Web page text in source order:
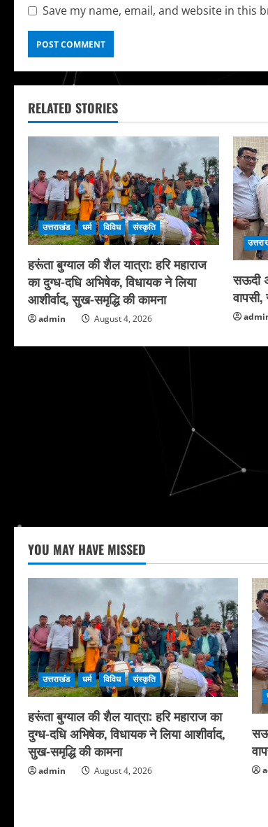
Save my name, email, and website in this
RELATED STORIES
उत्तराखंड धर्म विविध संस्कृति
हरूंता बुग्याल की शैल यात्रा: हरि महाराज
का दुग्ध-दधि अभिषेक, विधायक ने लिया
आशीर्वाद, सुख-समृद्धि की कामना
admin August 4, 2026
सऊदी
YOU MAY HAVE MISSED
उत्तराखंड धर्म विविध संस्कृति
हरूंता बुग्याल की शैल यात्रा: हरि महाराज का
दुग्ध-दधि अभिषेक, विधायक ने लिया आशीर्वाद,
सुख-समृद्धि की कामना
admin August 4, 2026